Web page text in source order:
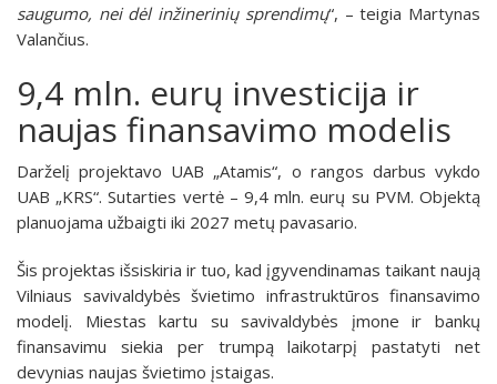
saugumo, nei dėl inžinerinių sprendimų“, – teigia Martynas
Valančius.
9,4 mln. eurų investicija ir
naujas finansavimo modelis
Darželį projektavo UAB „Atamis“, o rangos darbus vykdo
UAB „KRS“. Sutarties vertė – 9,4 mln. eurų su PVM. Objektą
planuojama užbaigti iki 2027 metų pavasario.
Šis projektas išsiskiria ir tuo, kad įgyvendinamas taikant naują
Vilniaus savivaldybės švietimo infrastruktūros finansavimo
modelį. Miestas kartu su savivaldybės įmone ir bankų
finansavimu siekia per trumpą laikotarpį pastatyti net
devynias naujas švietimo įstaigas.